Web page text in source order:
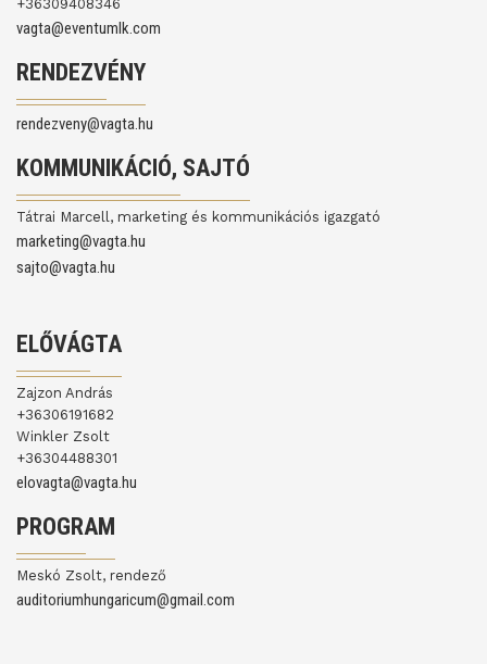
+36309408346
vagta@eventumlk.com
RENDEZVÉNY
rendezveny@vagta.hu
KOMMUNIKÁCIÓ, SAJTÓ
Tátrai Marcell, marketing és kommunikációs igazgató
marketing@vagta.hu
sajto@vagta.hu
ELŐVÁGTA
Zajzon András
+36306191682
Winkler Zsolt
+36304488301
elovagta@vagta.hu
PROGRAM
Meskó Zsolt, rendező
auditoriumhungaricum@gmail.com